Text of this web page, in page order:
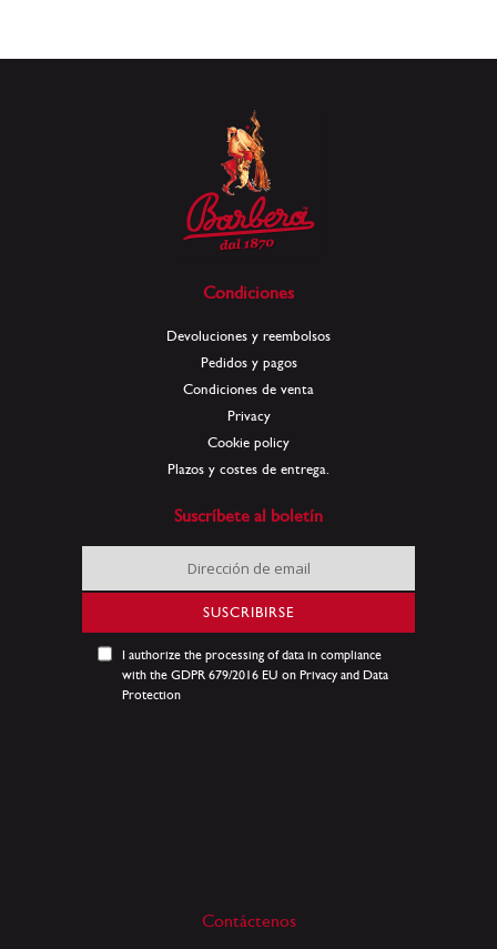
Condiciones
Devoluciones y reembolsos
Pedidos y pagos
Condiciones de venta
Privacy
Cookie policy
Plazos y costes de entrega.
Suscríbete al boletín
Inscríbase
a
nuestro
de
noticias:
SUSCRIBIRSE
I authorize the processing of data in compliance
with the GDPR 679/2016 EU on Privacy and Data
Protection
Contáctenos